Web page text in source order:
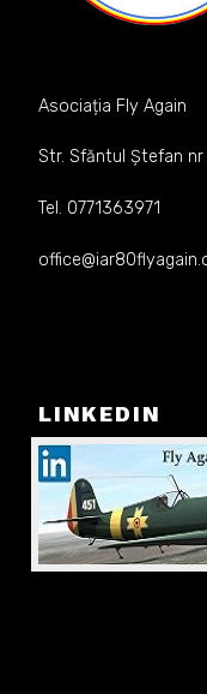
Asociația Fly Again
Str. Sfăntul Ștefan
Tel. 0771363971
LINKEDIN